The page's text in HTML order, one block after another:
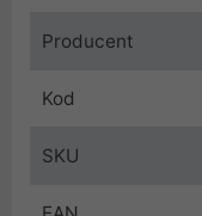
Producent
Kod
SKU